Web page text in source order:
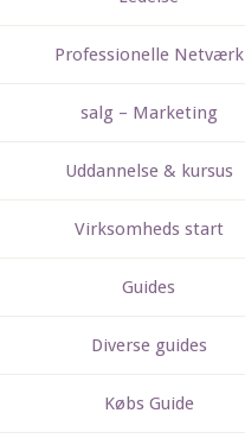
Professionelle Netværk
salg – Marketing
Uddannelse & kursus
Virksomheds start
Guides
Diverse guides
Købs Guide